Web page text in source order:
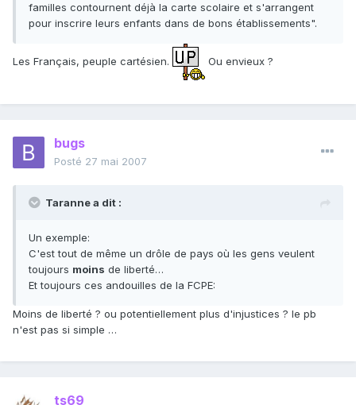
familles contournent déjà la carte scolaire et s'arrangent
pour inscrire leurs enfants dans de bons établissements".
Les Français, peuple cartésien. Ou envieux ?
bugs
Posté 27 mai 2007
Taranne a dit :
Un exemple:
C'est tout de même un drôle de pays où les gens veulent
toujours moins de liberté…
Et toujours ces andouilles de la FCPE:
Moins de liberté ? ou potentiellement plus d'injustices ? le pb
n'est pas si simple …
ts69